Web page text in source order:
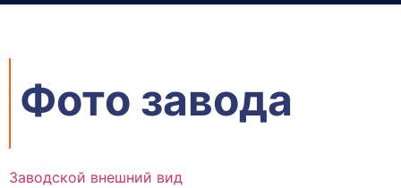
Фото завода
Заводской внешний вид